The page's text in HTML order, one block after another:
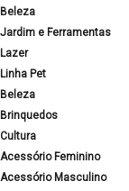
Beleza
Jardim e Ferramentas
Lazer
Linha Pet
Beleza
Brinquedos
Cultura
Acessório Feminino
Acessório Masculino